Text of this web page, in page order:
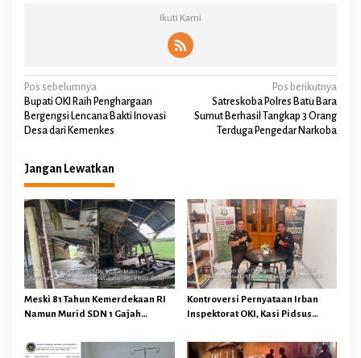
Ikuti Kami
N
a
v
i
g
a
s
i
p
o
s
Pos sebelumnya
Bupati OKI Raih Penghargaan
Bergengsi Lencana Bakti Inovasi
Desa dari Kemenkes
Pos berikutnya
Satreskoba Polres Batu Bara
Sumut Berhasil Tangkap 3 Orang
Terduga Pengedar Narkoba
Jangan Lewatkan
Meski 81 Tahun Kemerdekaan RI
Namun Murid SDN 1 Gajah
Diduga Belajar Diruang WC
Kontroversi Pernyataan Irban
Inspektorat OKI, Kasi Pidsus
Pengembalian Kerugian